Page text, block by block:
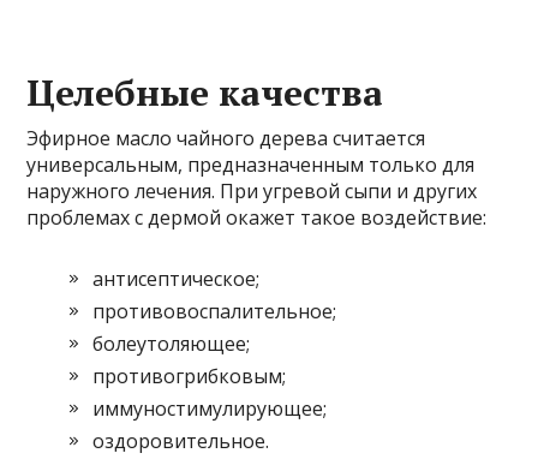
Целебные качества
Эфирное масло чайного дерева считается
универсальным, предназначенным только для
наружного лечения. При угревой сыпи и других
проблемах с дермой окажет такое воздействие:
антисептическое;
противовоспалительное;
болеутоляющее;
противогрибковым;
иммуностимулирующее;
оздоровительное.